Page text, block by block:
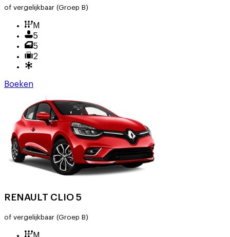
of vergelijkbaar (Groep B)
M
5
5
2
Boeken
RENAULT CLIO 5
of vergelijkbaar (Groep B)